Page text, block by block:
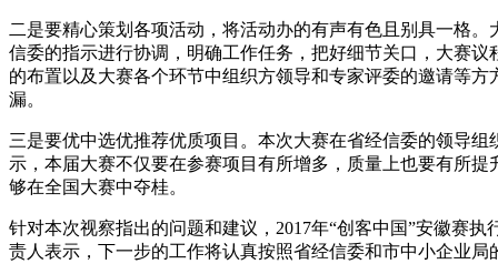
二是要精心策划各项活动，将活动办的有声有色且别具一格
信委的指示进行协调，明确工作任务，把好细节关口，大赛
的布置以及大赛各个环节中组织方领导和专家评委的邀请等
漏。
三是要优中选优推荐优质项目。本次大赛在省经信委的领导
示，本届大赛不仅要在参赛项目有所增多，质量上也要有所
够在全国大赛中夺桂。
针对本次视察指出的问题和建议，2017年“创客中国”安徽赛
责人表示，下一步的工作将认真按照省经信委和市中小企业